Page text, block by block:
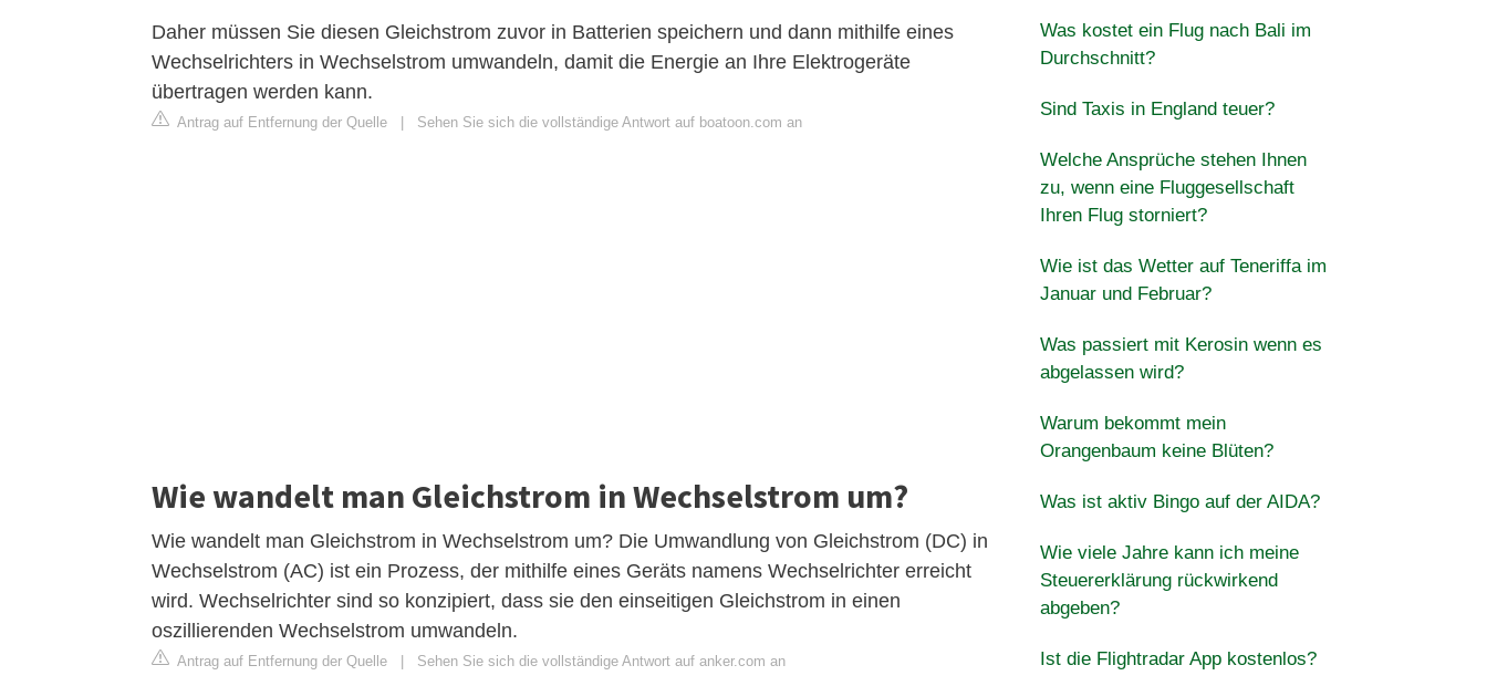
Daher müssen Sie diesen Gleichstrom zuvor in Batterien speichern und dann mithilfe eines
Wechselrichters in Wechselstrom umwandeln, damit die Energie an Ihre Elektrogeräte
übertragen werden kann.
Antrag auf Entfernung der Quelle Sehen Sie sich die vollständige Antwort auf boatoon.com an
Wie wandelt man Gleichstrom in Wechselstrom um?
Wie wandelt man Gleichstrom in Wechselstrom um? Die Umwandlung von Gleichstrom (DC) in
Wechselstrom (AC) ist ein Prozess, der mithilfe eines Geräts namens Wechselrichter erreicht
wird. Wechselrichter sind so konzipiert, dass sie den einseitigen Gleichstrom in einen
oszillierenden Wechselstrom umwandeln.
Antrag auf Entfernung der Quelle Sehen Sie sich die vollständige Antwort auf anker.com an
Was kostet ein Flug nach Bali im
Durchschnitt?
Sind Taxis in England teuer?
Welche Ansprüche stehen Ihnen
zu, wenn eine Fluggesellschaft
Ihren Flug storniert?
Wie ist das Wetter auf Teneriffa im
Januar und Februar?
Was passiert mit Kerosin wenn es
abgelassen wird?
Warum bekommt mein
Orangenbaum keine Blüten?
Was ist aktiv Bingo auf der AIDA?
Wie viele Jahre kann ich meine
Steuererklärung rückwirkend
abgeben?
Ist die Flightradar App kostenlos?